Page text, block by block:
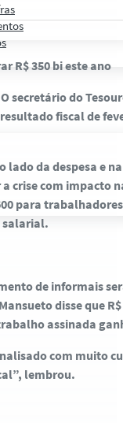
R$ 350 bi este ano
secretário do
fiscal de
da despesa e
crise com impacto
para
salarial.
de informais
disse que
assinada
com muito
lembrou.